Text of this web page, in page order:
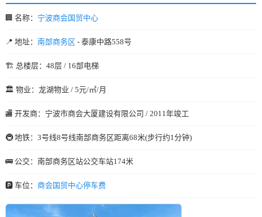
🏢 名称： 宁波商会国贸中心
📍 地址： 南部商务区 - 泰康中路558号
🏗️ 总楼层：48层 / 16部电梯
🏛️ 物业：龙湖物业 / 5元/㎡/月
🏬 开发商：宁波市商会大厦建设有限公司 / 2011年竣工
🚇 地铁：3号线8号线南部商务区距离68米(步行约1分钟)
🚌 公交：南部商务区站公交车站174米
🅿️ 车位： 商会国贸中心停车费